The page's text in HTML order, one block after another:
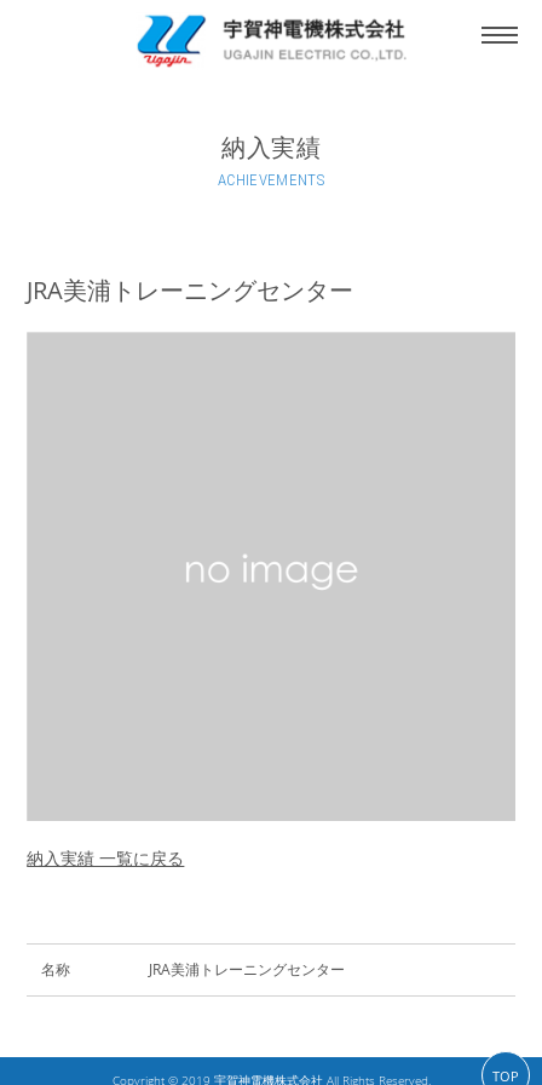
納入実績
ACHIEVEMENTS
JRA美浦トレーニングセンター
納入実績 一覧に戻る
名称 JRA美浦トレーニングセンター
Copyright © 2019 宇賀神電機株式会社 All Rights Reserved. TOP